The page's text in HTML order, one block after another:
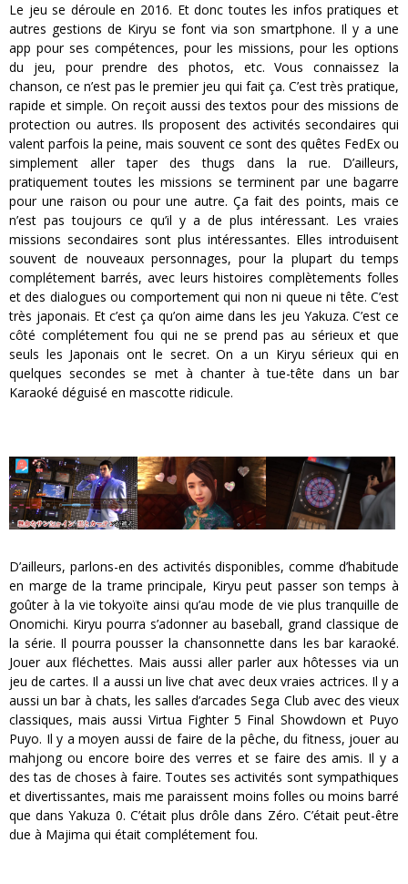
Le jeu se déroule en 2016. Et donc toutes les infos pratiques et
autres gestions de Kiryu se font via son smartphone. Il y a une
app pour ses compétences, pour les missions, pour les options
du jeu, pour prendre des photos, etc. Vous connaissez la
chanson, ce n’est pas le premier jeu qui fait ça. C’est très pratique,
rapide et simple. On reçoit aussi des textos pour des missions de
protection ou autres. Ils proposent des activités secondaires qui
valent parfois la peine, mais souvent ce sont des quêtes FedEx ou
simplement aller taper des thugs dans la rue. D’ailleurs,
pratiquement toutes les missions se terminent par une bagarre
pour une raison ou pour une autre. Ça fait des points, mais ce
n’est pas toujours ce qu’il y a de plus intéressant. Les vraies
missions secondaires sont plus intéressantes. Elles introduisent
souvent de nouveaux personnages, pour la plupart du temps
complétement barrés, avec leurs histoires complètements folles
et des dialogues ou comportement qui non ni queue ni tête. C’est
très japonais. Et c’est ça qu’on aime dans les jeu Yakuza. C’est ce
côté complétement fou qui ne se prend pas au sérieux et que
seuls les Japonais ont le secret. On a un Kiryu sérieux qui en
quelques secondes se met à chanter à tue-tête dans un bar
Karaoké déguisé en mascotte ridicule.
D’ailleurs, parlons-en des activités disponibles, comme d’habitude
en marge de la trame principale, Kiryu peut passer son temps à
goûter à la vie tokyoïte ainsi qu’au mode de vie plus tranquille de
Onomichi. Kiryu pourra s’adonner au baseball, grand classique de
la série. Il pourra pousser la chansonnette dans les bar karaoké.
Jouer aux fléchettes. Mais aussi aller parler aux hôtesses via un
jeu de cartes. Il a aussi un live chat avec deux vraies actrices. Il y a
aussi un bar à chats, les salles d’arcades Sega Club avec des vieux
classiques, mais aussi Virtua Fighter 5 Final Showdown et Puyo
Puyo. Il y a moyen aussi de faire de la pêche, du fitness, jouer au
mahjong ou encore boire des verres et se faire des amis. Il y a
des tas de choses à faire. Toutes ses activités sont sympathiques
et divertissantes, mais me paraissent moins folles ou moins barré
que dans Yakuza 0. C’était plus drôle dans Zéro. C’était peut-être
due à Majima qui était complétement fou.